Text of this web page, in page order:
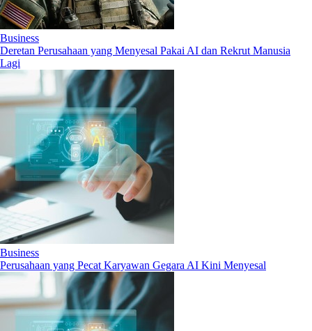
Business
Deretan Perusahaan yang Menyesal Pakai AI dan Rekrut Manusia
Lagi
Business
Perusahaan yang Pecat Karyawan Gegara AI Kini Menyesal